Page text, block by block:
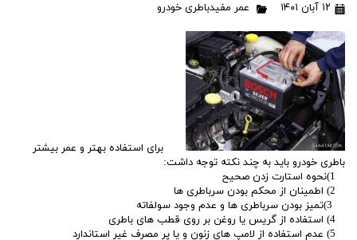
۱۲ آبان ۱۴۰۱ عمر مفیدباطری خودرو
برای استفاده بهتر و عمر بیشتر
باطری خودرو باید به چند نکته توجه داشت: